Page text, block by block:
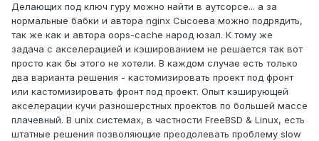
Делающих под ключ гуру можно найти в аутсорсе... а за
нормальные бабки и автора nginx Сысоева можно подрядить,
так же как и автора oops-cache народ юзал. К тому же
задача с акселерацией и кэшированием не решается так вот
просто как бы этого не хотели. В каждом случае есть только
два варианта решения - кастомизировать проект под фронт
или кастомизировать фронт под проект. Опыт кэширующей
акселерации кучи разношерстных проектов по большей массе
плачевный. В unix системах, в частности FreeBSD & Linux, есть
штатные решения позволяющие преодолевать проблему slow